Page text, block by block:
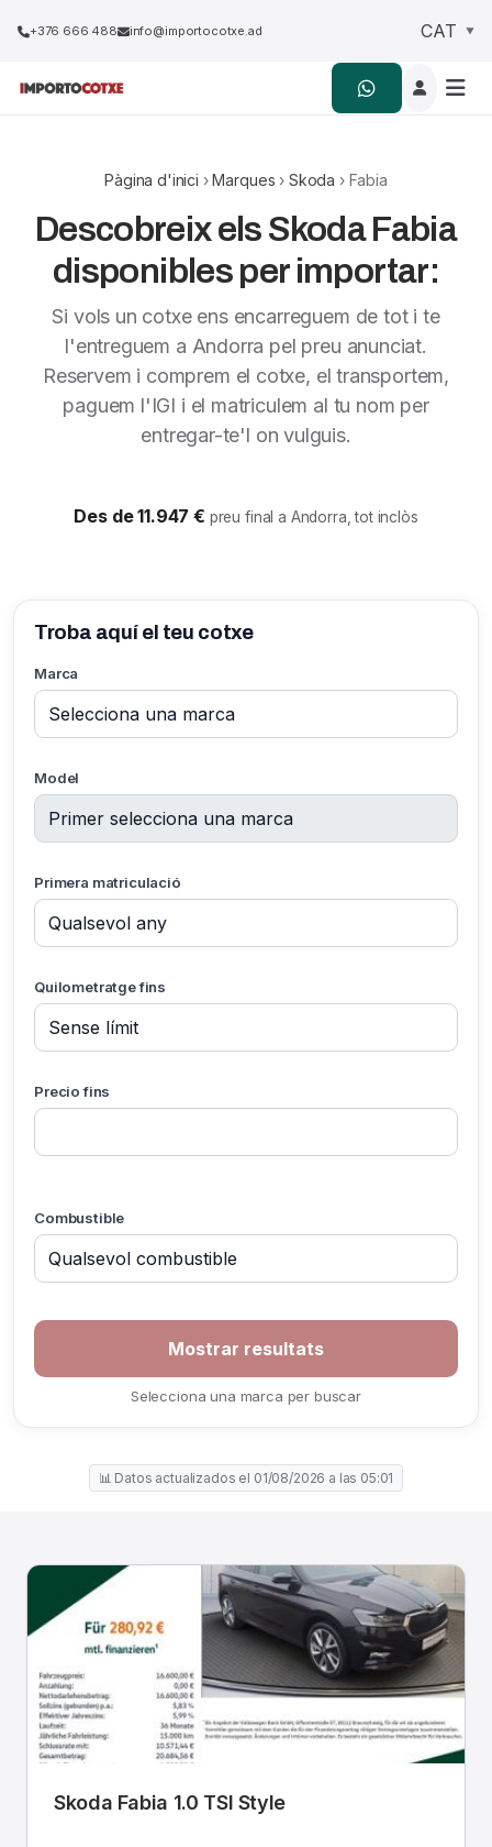
+376 666 488 info@importocotxe.ad
Pàgina d'inici ›Marques › Skoda › Fabia
Descobreix els Skoda Fabia
disponibles per importar:
Si vols un cotxe ens encarreguem de tot i te
l'entreguem a Andorra pel preu anunciat.
Reservem i comprem el cotxe, el transportem,
paguem l'IGI i el matriculem al tu nom per
entregar-te'l on vulguis.
Des de 11.947 € preu final a Andorra, tot inclòs
Troba aquí el teu cotxe
Marca
Model
Primera matriculació
Quilometratge fins
Precio fins
Combustible
Selecciona una marca per buscar
📊 Datos actualizados el 01/08/2026 a las 05:01
Skoda Fabia 1.0 TSI Style